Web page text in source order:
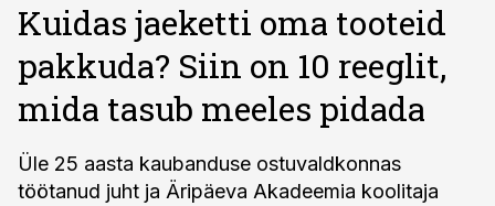
Kuidas jaeketti oma tooteid
pakkuda? Siin on 10 reeglit,
mida tasub meeles pidada
Üle 25 aasta kaubanduse ostuvaldkonnas
töötanud juht ja Äripäeva Akadeemia koolitaja